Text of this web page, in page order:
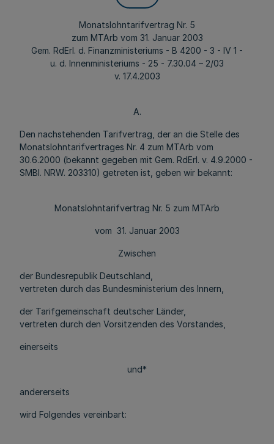
Monatslohntarifvertrag Nr. 5
zum MTArb vom 31. Januar 2003
Gem. RdErl. d. Finanzministeriums - B 4200 - 3 - IV 1 -
u. d. Innenministeriums - 25 - 7.30.04 – 2/03
v. 17.4.2003
A.
Den nachstehenden Tarifvertrag, der an die Stelle des
Monatslohntarifvertrages Nr. 4 zum MTArb vom
30.6.2000 (bekannt gegeben mit Gem. RdErl. v. 4.9.2000 -
SMBl. NRW. 203310) getreten ist, geben wir bekannt:
Monatslohntarifvertrag Nr. 5 zum MTArb
vom 31. Januar 2003
Zwischen
der Bundesrepublik Deutschland,
vertreten durch das Bundesministerium des Innern,
der Tarifgemeinschaft deutscher Länder,
vertreten durch den Vorsitzenden des Vorstandes,
einerseits
und*
andererseits
wird Folgendes vereinbart: